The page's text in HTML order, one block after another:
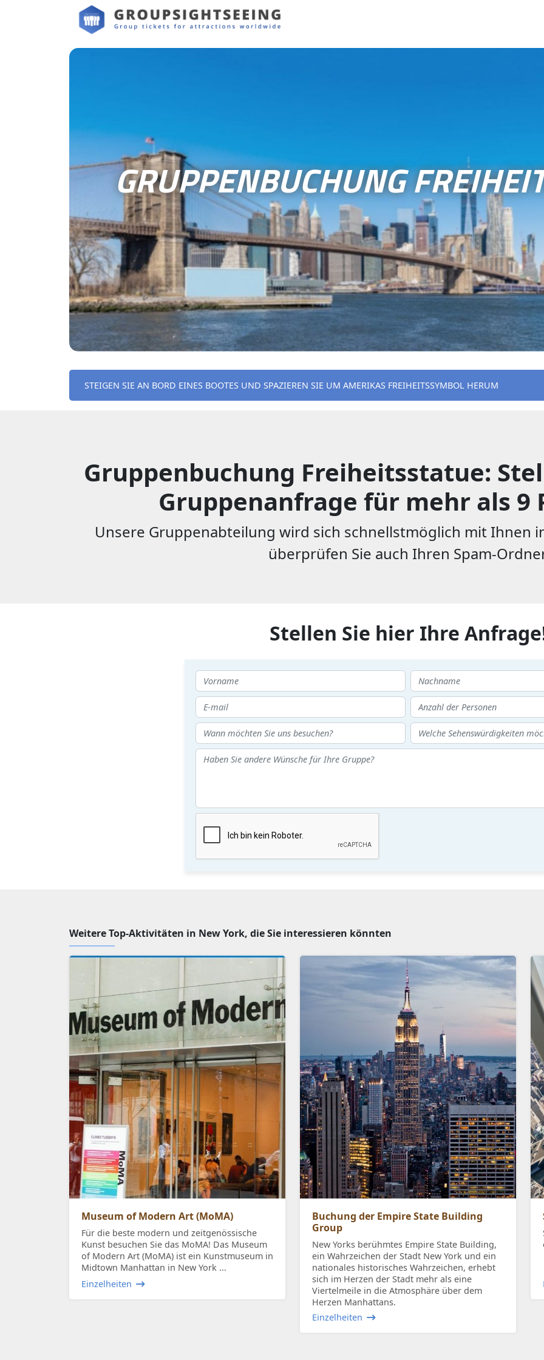
GRUPPENBUCHUNG
STEIGEN SIE AN BORD EINES BOOTES UND SPAZIEREN SIE UM AMERIKAS FREIHEITSSYMBOL HERUM
Gruppenbuchung Freiheitsstatue:
Gruppenanfrage für mehr als 9
Unsere Gruppenabteilung wird sich schnellstmöglich mit Ihnen
überprüfen Sie auch Ihren Spam-
Stellen Sie hier Ihre
Weitere Top-Aktivitäten in New York, die Sie interessieren könnten
Museum of Modern Art (MoMA)
Für die beste modern und zeitgenössische
Kunst besuchen Sie das MoMA! Das Museum
of Modern Art (MoMA) ist ein Kunstmuseum in
Midtown Manhattan in New York ...
Einzelheiten
Buchung der Empire State Building
Group
New Yorks berühmtes Empire State Building,
ein Wahrzeichen der Stadt New York und ein
nationales historisches Wahrzeichen, erhebt
sich im Herzen der Stadt mehr als eine
Viertelmeile in die Atmosphäre über dem
Herzen Manhattans.
Einzelheiten